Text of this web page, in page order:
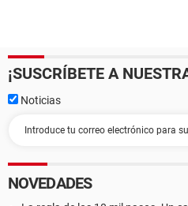
¡SUSCRÍBETE A
Noticias
NOVEDADES